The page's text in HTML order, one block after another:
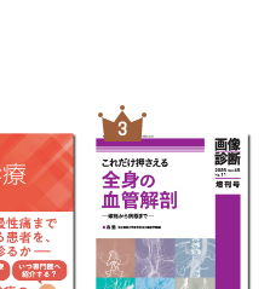
）による肺障害が疑わ
害薬）による咳嗽が疑われ
による間質性肺炎が疑われ
序
除外する慢性肝疾患
3